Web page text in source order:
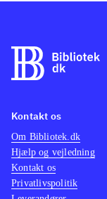
Kontakt os
Om Bibliotek.dk
Hjælp og vejledning
Kontakt os
Privatlivspolitik